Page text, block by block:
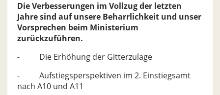
Die Verbesserungen im Vollzug der letzten
Jahre sind auf unsere Beharrlichkeit und unser
Vorsprechen beim Ministerium
zurückzuführen.
- Die Erhöhung der Gitterzulage
- Aufstiegsperspektiven im 2. Einstiegsamt
nach A10 und A11